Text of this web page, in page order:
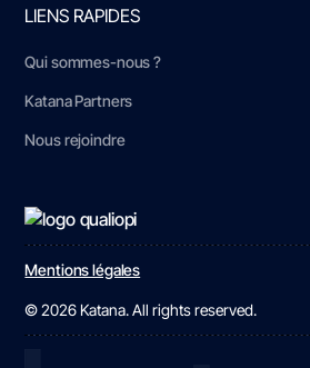
LIENS RAPIDES
Qui sommes-nous ?
Katana Partners
Nous rejoindre
© 2026 Katana. All rights reserved.
Mentions légales